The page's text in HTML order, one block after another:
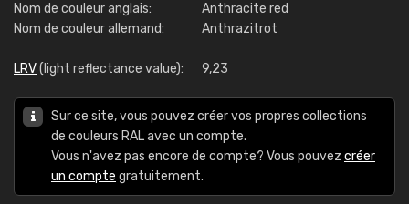
Nom de couleur anglais:
Anthracite red
Nom de couleur allemand:
Anthrazitrot
LRV(light reflectance value): 9,23
Sur ce site, vous pouvez créer vos propres collections
de couleurs RAL avec un compte.
Vous n'avez pas encore de compte? Vous pouvez créer
un compte gratuitement.